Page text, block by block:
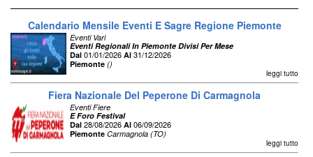
Calendario Mensile Eventi E Sagre Regione Piemonte
Eventi Vari
Eventi Regionali In Piemonte Divisi Per Mese
Dal 01/01/2026 Al 31/12/2026
Piemonte ()
leggi tutto
Fiera Nazionale Del Peperone Di Carmagnola
Eventi Fiere
E Foro Festival
Dal 28/08/2026 Al 06/09/2026
Piemonte Carmagnola (TO)
leggi tutto